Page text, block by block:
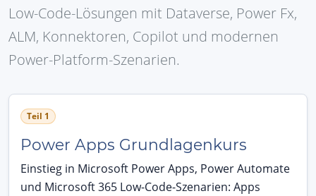
Low-Code-Lösungen mit Dataverse, Power Fx,
ALM, Konnektoren, Copilot und modernen
Power-Platform-Szenarien.
Teil 1
Power Apps Grundlagenkurs
Einstieg in Microsoft Power Apps, Power Automate
und Microsoft 365 Low-Code-Szenarien: Apps